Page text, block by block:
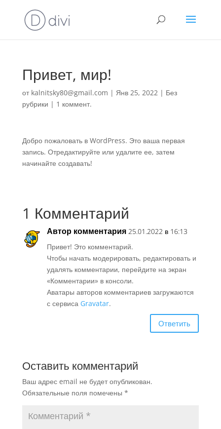
Привет, мир!
от kalnitsky80@gmail.com | Янв 25, 2022| Без
рубрики | 1 коммент.
Добро пожаловать в WordPress. Это ваша первая
запись. Отредактируйте или удалите ее, затем
начинайте создавать!
1 Комментарий
Автор комментария 25.01.2022 в 16:13
Привет! Это комментарий.
Чтобы начать модерировать, редактировать и
удалять комментарии, перейдите на экран
«Комментарии» в консоли.
Аватары авторов комментариев загружаются
с сервиса Gravatar.
Ответить
Оставить комментарий
Ваш адрес email не будет опубликован.
Обязательные поля помечены *